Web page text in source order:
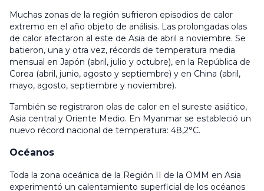
Muchas zonas de la región sufrieron episodios de calor
extremo en el año objeto de análisis. Las prolongadas olas
de calor afectaron al este de Asia de abril a noviembre. Se
batieron, una y otra vez, récords de temperatura media
mensual en Japón (abril, julio y octubre), en la República de
Corea (abril, junio, agosto y septiembre) y en China (abril,
mayo, agosto, septiembre y noviembre).
También se registraron olas de calor en el sureste asiático,
Asia central y Oriente Medio. En Myanmar se estableció un
nuevo récord nacional de temperatura: 48,2°C.
Océanos
Toda la zona oceánica de la Región II de la OMM en Asia
experimentó un calentamiento superficial de los océanos